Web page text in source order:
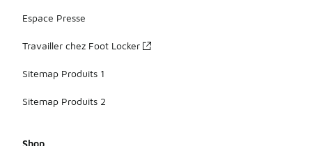
Espace Presse
Travailler chez Foot Locker
Sitemap Produits 1
Sitemap Produits 2
Shop